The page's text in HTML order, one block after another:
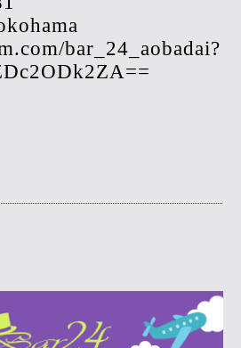
bar_24_aobadai?